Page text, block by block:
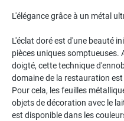
L'élégance grâce à un métal
L'éclat doré est d'une beauté
pièces uniques somptueuses.
doigté, cette technique
domaine de la restauration
Pour cela, les feuilles
objets de décoration avec le
est disponible dans les